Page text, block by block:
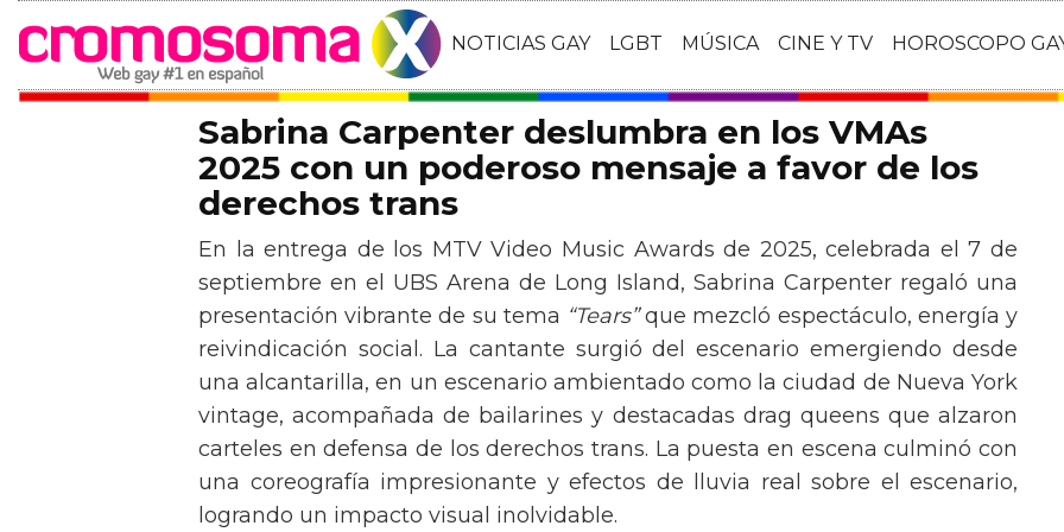
NOTICIAS GAY LGBT MÚSICA CINE Y TV HOROSCOPO
Sabrina Carpenter deslumbra en los VMAs
2025 con un poderoso mensaje a favor de los
derechos trans
En la entrega de los MTV Video Music Awards de 2025, celebrada el 7 de
septiembre en el UBS Arena de Long Island, Sabrina Carpenter regaló una
presentación vibrante de su tema “Tears”que mezcló espectáculo, energía y
reivindicación social. La cantante surgió del escenario emergiendo desde
una alcantarilla, en un escenario ambientado como la ciudad de Nueva York
vintage, acompañada de bailarines y destacadas drag queens que alzaron
carteles en defensa de los derechos trans. La puesta en escena culminó con
una coreografía impresionante y efectos de lluvia real sobre el escenario,
logrando un impacto visual inolvidable.